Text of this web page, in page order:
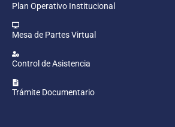
Plan Operativo Institucional
Mesa de Partes Virtual
Control de Asistencia
Trámite Documentario